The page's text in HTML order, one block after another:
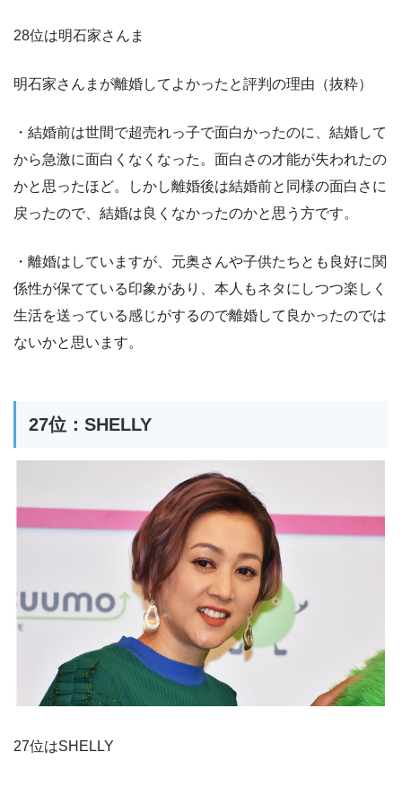
28位は明石家さんま
明石家さんまが離婚してよかったと評判の理由（抜粋）
・結婚前は世間で超売れっ子で面白かったのに、結婚して
から急激に面白くなくなった。面白さの才能が失われたの
かと思ったほど。しかし離婚後は結婚前と同様の面白さに
戻ったので、結婚は良くなかったのかと思う方です。
・離婚はしていますが、元奥さんや子供たちとも良好に関
係性が保てている印象があり、本人もネタにしつつ楽しく
生活を送っている感じがするので離婚して良かったのでは
ないかと思います。
27位：SHELLY
27位はSHELLY